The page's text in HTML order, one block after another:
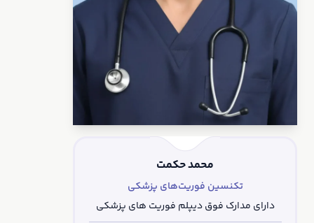
محمد حکمت
تکنسین فوریت‌های پزشکی
دارای مدارک فوق دیپلم فوریت های پزشکی